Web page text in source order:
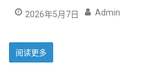
2026年5月7日 Admin
阅读更多